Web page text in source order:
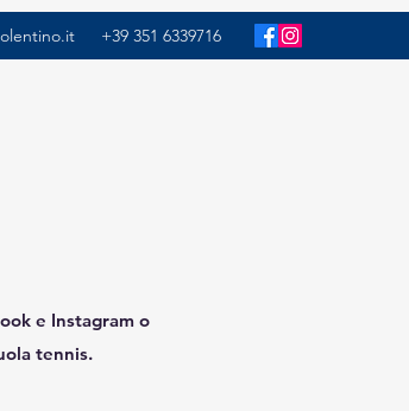
+39 351 6339716
e Instagram o
tennis.